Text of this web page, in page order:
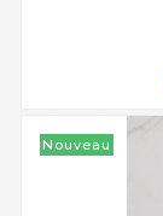
Nouveau